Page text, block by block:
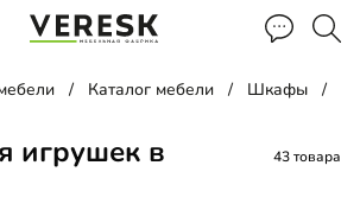
Каталог мебели Шкафы
игрушек в
43 товара